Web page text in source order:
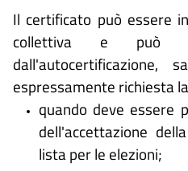
Il certificato può essere
collettiva e può
dall'autocertificazione,
espressamente richiesta
quando deve essere
dell'accettazione
lista per le elezioni;